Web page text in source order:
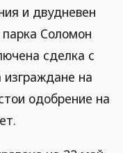
и двудневен
Соломон
сделка с
изграждане на
одобрение на